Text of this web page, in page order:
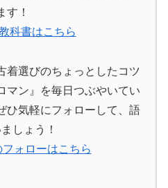
す！
科書はこちら
着選びのちょっとしたコツ
マン』を毎日つぶやいてい
ひ気軽にフォローして、語
しょう！
ォローはこちら